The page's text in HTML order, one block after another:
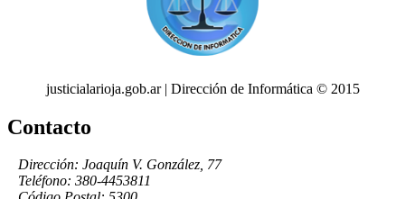
justicialarioja.gob.ar | Dirección de Informática © 2015
Contacto
Dirección: Joaquín V. González, 77
Teléfono: 380-4453811